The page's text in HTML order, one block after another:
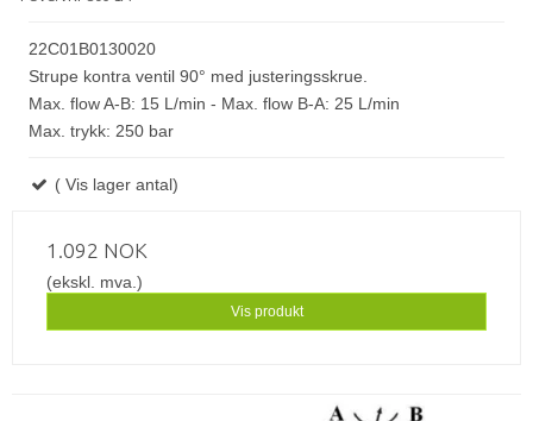
22C01B0130020
Strupe kontra ventil 90° med justeringsskrue.
Max. flow A-B: 15 L/min - Max. flow B-A: 25 L/min
Max. trykk: 250 bar
( Vis lager antal)
1.092 NOK
(ekskl. mva.)
Vis produkt